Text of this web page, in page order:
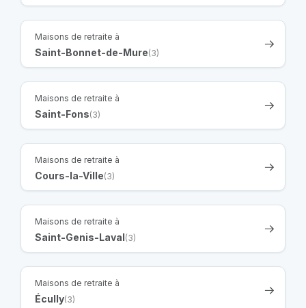
Maisons de retraite à
Saint-Bonnet-de-Mure(3)
Maisons de retraite à
Saint-Fons(3)
Maisons de retraite à
Cours-la-Ville(3)
Maisons de retraite à
Saint-Genis-Laval(3)
Maisons de retraite à
Écully(3)